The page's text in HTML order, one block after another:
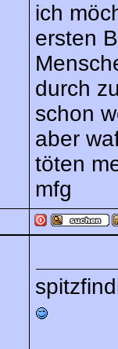
ich
ersten
durch
schon
aber
töten
mfg